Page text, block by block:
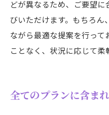
どが異なるため、ご要望
びいただけます。もちろん
ながら最適な提案を行って
ことなく、状況に応じて柔
全てのプランに含ま